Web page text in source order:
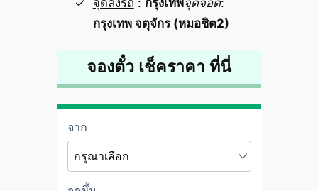
กรุงเทพ จตุจักร (หมอชิต2)
จองตั๋ว เช็คราคา ที่นี่